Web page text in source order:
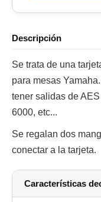
Descripción
Se trata de una
para mesas
tener salidas de
6000, etc...
Se regalan dos
conectar a la tarjeta.
Características